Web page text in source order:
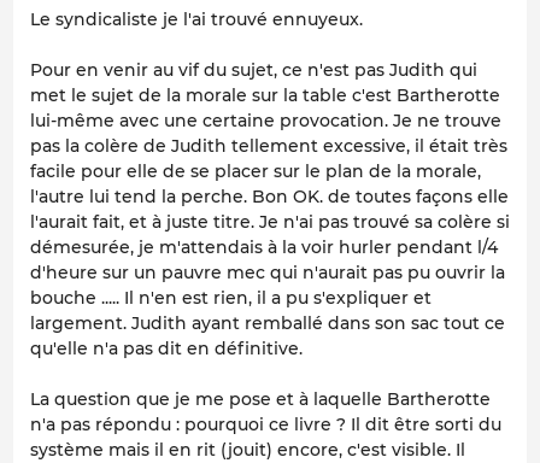
Le syndicaliste je l'ai trouvé ennuyeux.
Pour en venir au vif du sujet, ce n'est pas Judith qui
met le sujet de la morale sur la table c'est Bartherotte
lui-même avec une certaine provocation. Je ne trouve
pas la colère de Judith tellement excessive, il était très
facile pour elle de se placer sur le plan de la morale,
l'autre lui tend la perche. Bon OK. de toutes façons elle
l'aurait fait, et à juste titre. Je n'ai pas trouvé sa colère si
démesurée, je m'attendais à la voir hurler pendant l/4
d'heure sur un pauvre mec qui n'aurait pas pu ouvrir la
bouche ..... Il n'en est rien, il a pu s'expliquer et
largement. Judith ayant remballé dans son sac tout ce
qu'elle n'a pas dit en définitive.
La question que je me pose et à laquelle Bartherotte
n'a pas répondu : pourquoi ce livre ? Il dit être sorti du
système mais il en rit (jouit) encore, c'est visible. Il